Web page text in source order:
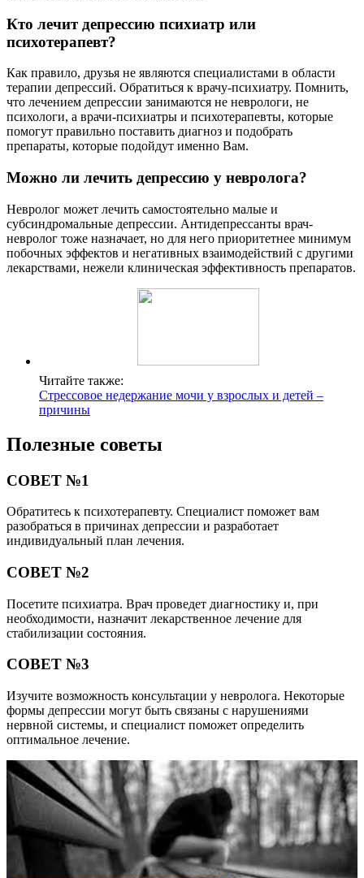
Кто лечит депрессию психиатр или
психотерапевт?
Как правило, друзья не являются специалистами в области
терапии депрессий. Обратиться к врачу-психиатру. Помнить,
что лечением депрессии занимаются не неврологи, не
психологи, а врачи-психиатры и психотерапевты, которые
помогут правильно поставить диагноз и подобрать
препараты, которые подойдут именно Вам.
Можно ли лечить депрессию у невролога?
Невролог может лечить самостоятельно малые и
субсиндромальные депрессии. Антидепрессанты врач-
невролог тоже назначает, но для него приоритетнее минимум
побочных эффектов и негативных взаимодействий с другими
лекарствами, нежели клиническая эффективность препаратов.
Читайте также:
Стрессовое недержание мочи у взрослых и детей –
причины
Полезные советы
СОВЕТ №1
Обратитесь к психотерапевту. Специалист поможет вам
разобраться в причинах депрессии и разработает
индивидуальный план лечения.
СОВЕТ №2
Посетите психиатра. Врач проведет диагностику и, при
необходимости, назначит лекарственное лечение для
стабилизации состояния.
СОВЕТ №3
Изучите возможность консультации у невролога. Некоторые
формы депрессии могут быть связаны с нарушениями
нервной системы, и специалист поможет определить
оптимальное лечение.